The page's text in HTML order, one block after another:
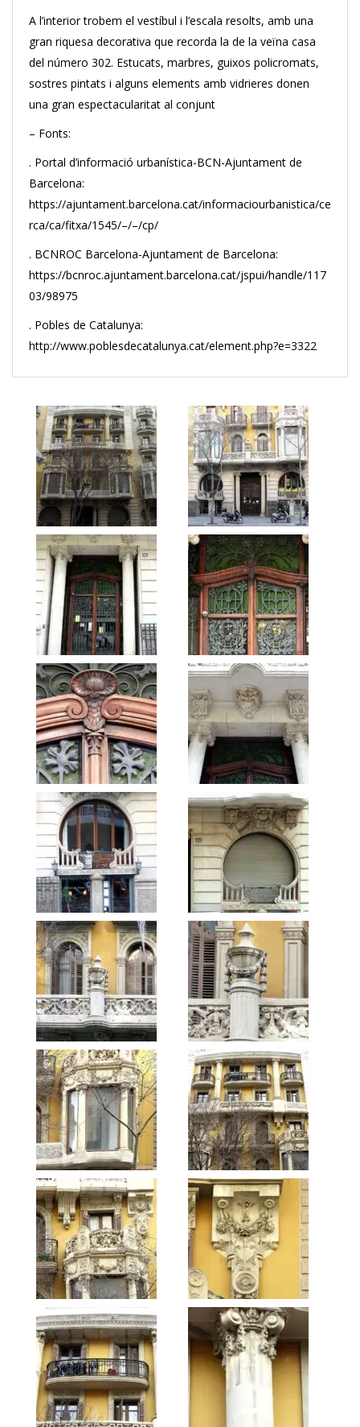
A l’interior trobem el vestíbul i l’escala resolts, amb una
gran riquesa decorativa que recorda la de la veïna casa
del número 302. Estucats, marbres, guixos policromats,
sostres pintats i alguns elements amb vidrieres donen
una gran espectacularitat al conjunt
– Fonts:
. Portal d’informació urbanística-BCN-Ajuntament de
Barcelona:
https://ajuntament.barcelona.cat/informaciourbanistica/ce
rca/ca/fitxa/1545/–/–/cp/
. BCNROC Barcelona-Ajuntament de Barcelona:
https://bcnroc.ajuntament.barcelona.cat/jspui/handle/117
03/98975
. Pobles de Catalunya:
http://www.poblesdecatalunya.cat/element.php?e=3322